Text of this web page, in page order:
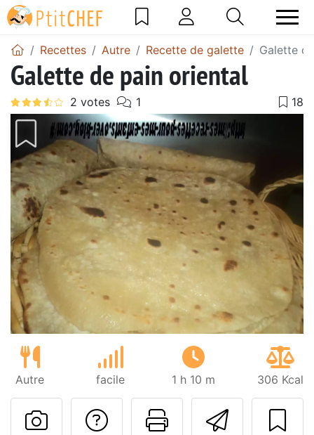
Recettes Autre Recette de galette Galette
Galette de pain oriental
Autre facile 1 h 10 m 306 Kcal
Imprimer
Poser une